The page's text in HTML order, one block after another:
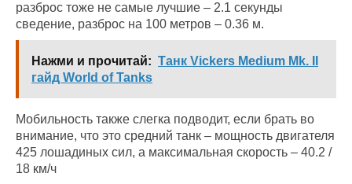
разброс тоже не самые лучшие – 2.1 секунды
сведение, разброс на 100 метров – 0.36 м.
Нажми и прочитай: Танк Vickers Medium Mk. II
гайд World of Tanks
Мобильность также слегка подводит, если брать во
внимание, что это средний танк – мощность двигателя
425 лошадиных сил, а максимальная скорость – 40.2 /
18 км/ч